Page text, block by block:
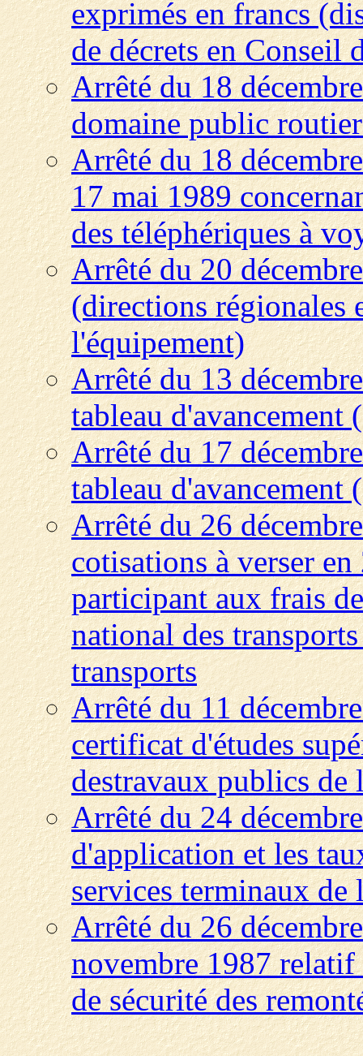
exprimés en francs
de décrets en Conseil
Arrêté du 18
domaine public
Arrêté du 18
17 mai 1989
des téléphériques à
Arrêté du 20
(directions régionales
l'équipement)
Arrêté du 13
tableau
Arrêté du 17
tableau d'avancement
Arrêté du 26
cotisations à verser
participant aux frais
national des
transports
Arrêté du 11
certificat d'études
destravaux publics de
Arrêté du 24
d'application et les
services terminaux
Arrêté du 26
novembre 1987
de sécurité des